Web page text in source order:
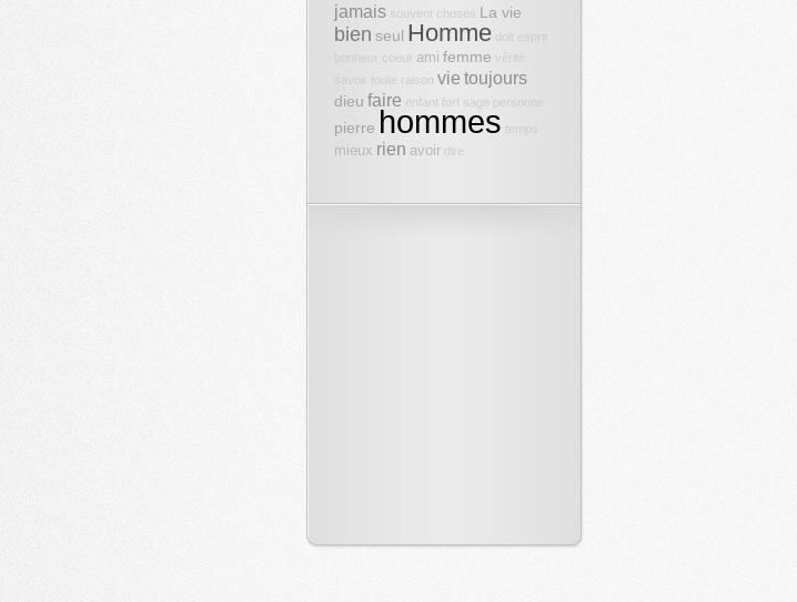
jamais souvent choses La vie
bien seul Homme doit
coeur ami femme vérité
toute raison vie toujours
dieu faire enfant fort sage personne
pierre hommes temps
mieux rien avoir dire